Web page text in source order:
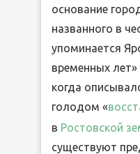
основание
названного в
упоминается
временных
когда
голодом «
в Ростовской
существуют